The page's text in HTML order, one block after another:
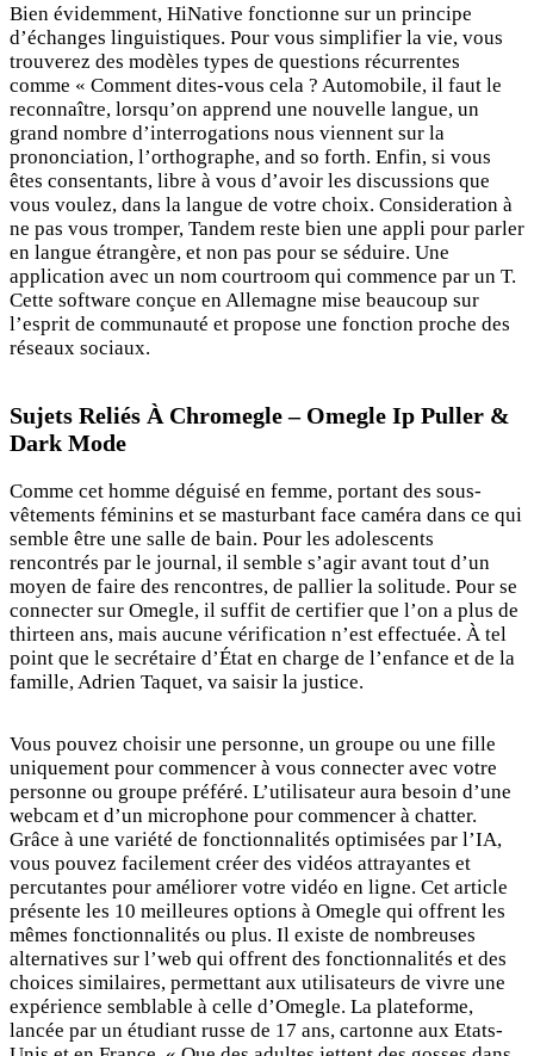
Bien évidemment, HiNative fonctionne sur un principe
d’échanges linguistiques. Pour vous simplifier la vie, vous
trouverez des modèles types de questions récurrentes
comme « Comment dites-vous cela ? Automobile, il faut le
reconnaître, lorsqu’on apprend une nouvelle langue, un
grand nombre d’interrogations nous viennent sur la
prononciation, l’orthographe, and so forth. Enfin, si vous
êtes consentants, libre à vous d’avoir les discussions que
vous voulez, dans la langue de votre choix. Consideration à
ne pas vous tromper, Tandem reste bien une appli pour parler
en langue étrangère, et non pas pour se séduire. Une
application avec un nom courtroom qui commence par un T.
Cette software conçue en Allemagne mise beaucoup sur
l’esprit de communauté et propose une fonction proche des
réseaux sociaux.
Sujets Reliés À Chromegle – Omegle Ip Puller &
Dark Mode
Comme cet homme déguisé en femme, portant des sous-
vêtements féminins et se masturbant face caméra dans ce qui
semble être une salle de bain. Pour les adolescents
rencontrés par le journal, il semble s’agir avant tout d’un
moyen de faire des rencontres, de pallier la solitude. Pour se
connecter sur Omegle, il suffit de certifier que l’on a plus de
thirteen ans, mais aucune vérification n’est effectuée. À tel
point que le secrétaire d’État en charge de l’enfance et de la
famille, Adrien Taquet, va saisir la justice.
Vous pouvez choisir une personne, un groupe ou une fille
uniquement pour commencer à vous connecter avec votre
personne ou groupe préféré. L’utilisateur aura besoin d’une
webcam et d’un microphone pour commencer à chatter.
Grâce à une variété de fonctionnalités optimisées par l’IA,
vous pouvez facilement créer des vidéos attrayantes et
percutantes pour améliorer votre vidéo en ligne. Cet article
présente les 10 meilleures options à Omegle qui offrent les
mêmes fonctionnalités ou plus. Il existe de nombreuses
alternatives sur l’web qui offrent des fonctionnalités et des
choices similaires, permettant aux utilisateurs de vivre une
expérience semblable à celle d’Omegle. La plateforme,
lancée par un étudiant russe de 17 ans, cartonne aux Etats-